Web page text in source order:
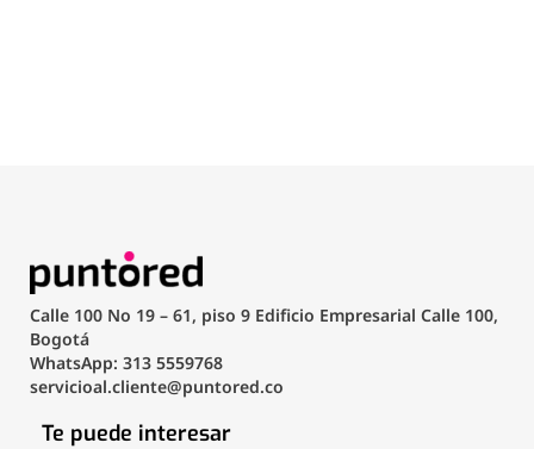
Calle 100 No 19 – 61, piso 9 Edificio Empresarial Calle 100,
Bogotá
WhatsApp: 313 5559768
servicioal.cliente@puntored.co
Te puede interesar